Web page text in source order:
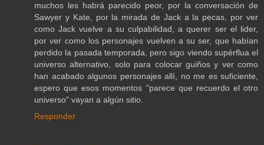
muchos les habrá parecido peor, por la conversación de
Sawyer y Kate, por la mirada de Jack a la pecas, por ver
como Jack vuelve a su culpabilidad, a querer ser el lider,
por ver como los personajes vuelven a su ser, que habían
perdido la pasada temporada, pero sigo viendo supérflua el
universo alternativo, solo para colocar guiños y ver como
han acabado algunos personajes allí, no me es suficiente,
espero que esos momentos "parece que recuerdo el otro
universo" vayan a algún sitio.
Responder